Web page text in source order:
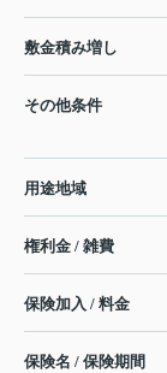
敷金積み増し
その他条件
用途地域
権利金 / 雑費
保険加入 / 料金
保険名 / 保険期間